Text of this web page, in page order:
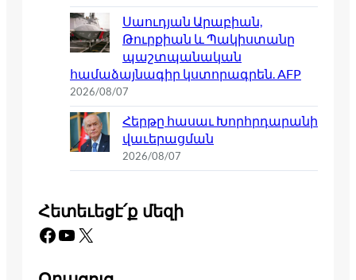
Սաուդյան Արաբիան,
Թուրքիան և Պակիստանը
պաշտպանական
համաձայնագիր կստորագրեն. AFP
2026/08/07
Հերթը հասաւ Խորհրդարանի
վաւերացման
2026/08/07
Հետեւեցէ՛ք մեզի
Facebook YouTube X